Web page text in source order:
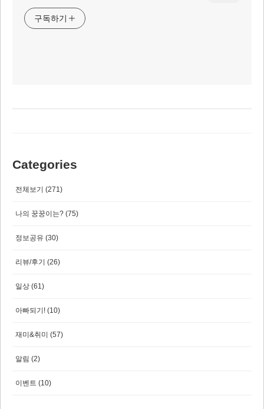
구독하기
Categories
전체보기 (271)
나의 꿍꿍이는? (75)
정보공유 (30)
리뷰/후기 (26)
일상 (61)
아빠되기! (10)
재미&취미 (57)
알림 (2)
이벤트 (10)